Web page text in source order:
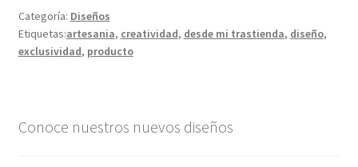
Categoría: Diseños
Etiquetas:artesania, creatividad, desde mi trastienda, diseño,
exclusividad, producto
Conoce nuestros nuevos diseños